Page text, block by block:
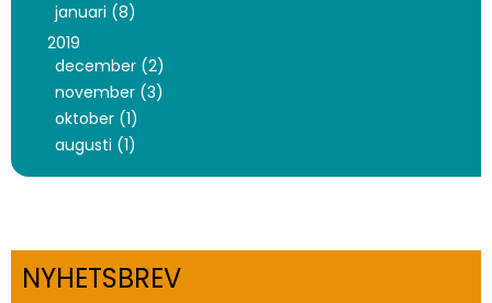
januari (8)
2019
december (2)
november (3)
oktober (1)
augusti (1)
NYHETSBREV